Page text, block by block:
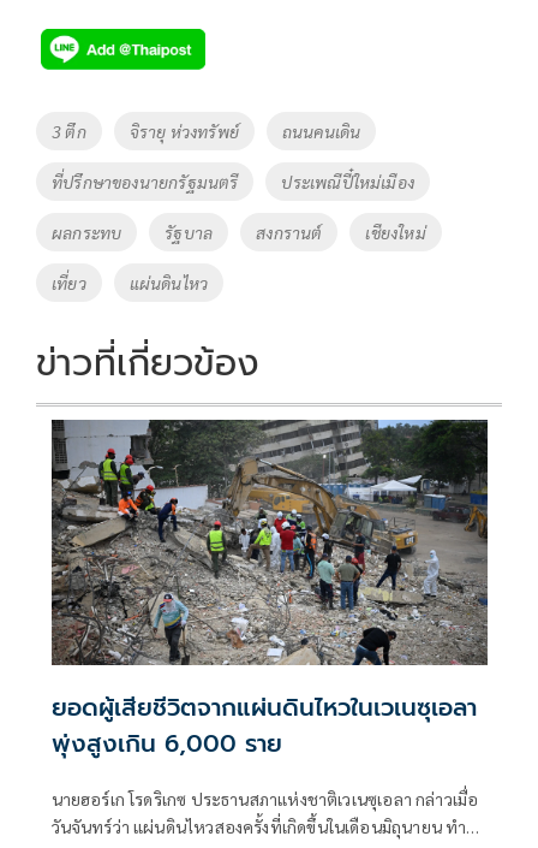
e
b
o
o
k
tt
er
p
y
Li
n
k
Tags
3 ตึก จิรายุ ห่วงทรัพย์ ถนนคนเดิน
ที่ปรึกษาของนายกรัฐมนตรี ประเพณีปี๋ใหม่เมือง
ผลกระทบ รัฐบาล สงกรานต์ เชียงใหม่
เที่ยว แผ่นดินไหว
ข่าวที่เกี่ยวข้อง
ยอดผู้เสียชีวิตจากแผ่นดินไหวในเวเนซุเอลา
พุ่งสูงเกิน 6,000 ราย
นายฮอร์เก โรดริเกซ ประธานสภาแห่งชาติเวเนซุเอลา กล่าวเมื่อ
วันจันทร์ว่า แผ่นดินไหวสองครั้งที่เกิดขึ้นในเดือนมิถุนายน ทำให้